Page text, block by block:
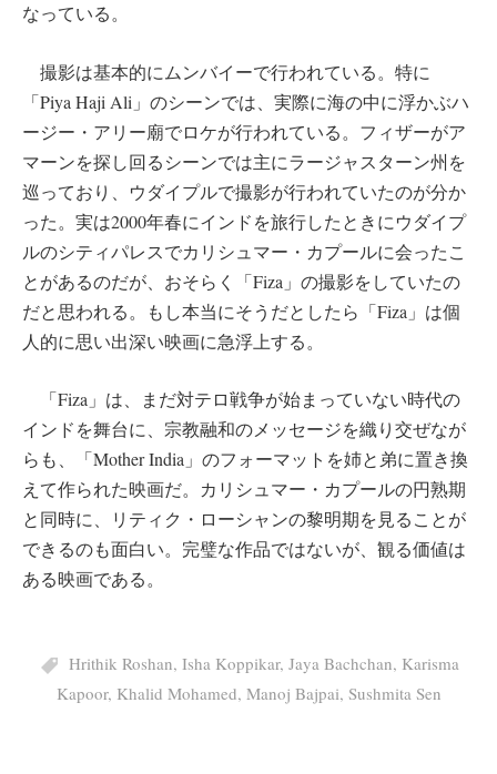
なっている。
撮影は基本的にムンバイーで行われている。特に
「Piya Haji Ali」のシーンでは、実際に海の中に浮かぶハ
ージー・アリー廟でロケが行われている。フィザーがア
マーンを探し回るシーンでは主にラージャスターン州を
巡っており、ウダイプルで撮影が行われていたのが分か
った。実は2000年春にインドを旅行したときにウダイプ
ルのシティパレスでカリシュマー・カプールに会ったこ
とがあるのだが、おそらく「Fiza」の撮影をしていたの
だと思われる。もし本当にそうだとしたら「Fiza」は個
人的に思い出深い映画に急浮上する。
「Fiza」は、まだ対テロ戦争が始まっていない時代の
インドを舞台に、宗教融和のメッセージを織り交ぜなが
らも、「Mother India」のフォーマットを姉と弟に置き換
えて作られた映画だ。カリシュマー・カプールの円熟期
と同時に、リティク・ローシャンの黎明期を見ることが
できるのも面白い。完璧な作品ではないが、観る価値は
ある映画である。
Hrithik Roshan, Isha Koppikar, Jaya Bachchan, Karisma
Kapoor, Khalid Mohamed, Manoj Bajpai, Sushmita Sen